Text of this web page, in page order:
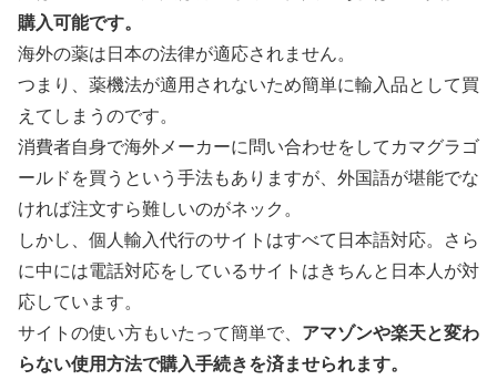
購入可能です。
海外の薬は日本の法律が適応されません。
つまり、薬機法が適用されないため簡単に輸入品として買
えてしまうのです。
消費者自身で海外メーカーに問い合わせをしてカマグラゴ
ールドを買うという手法もありますが、外国語が堪能でな
ければ注文すら難しいのがネック。
しかし、個人輸入代行のサイトはすべて日本語対応。さら
に中には電話対応をしているサイトはきちんと日本人が対
応しています。
サイトの使い方もいたって簡単で、 アマゾンや楽天と変わ
らない使用方法で購入手続きを済ませられます。